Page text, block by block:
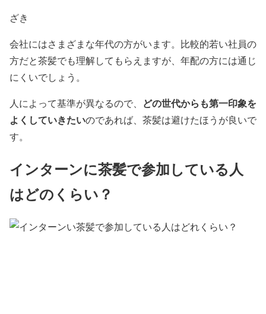
ざき
会社にはさまざまな年代の方がいます。比較的若い社員の
方だと茶髪でも理解してもらえますが、年配の方には通じ
にくいでしょう。
人によって基準が異なるので、 どの世代からも第一印象を
よくしていきたいのであれば、茶髪は避けたほうが良いで
す。
インターンに茶髪で参加している人
はどのくらい？